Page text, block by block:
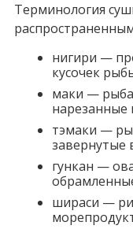
Терминология
нигири —
кусочек
маки — рыба
нарезанные
тэмаки —
завернутые
гункан —
шираси —